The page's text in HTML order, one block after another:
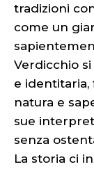
tradizioni
come un
Verdicchio
e
natura e
sue
senza
La storia ci